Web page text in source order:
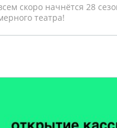
скоро начнётся 28
театра!